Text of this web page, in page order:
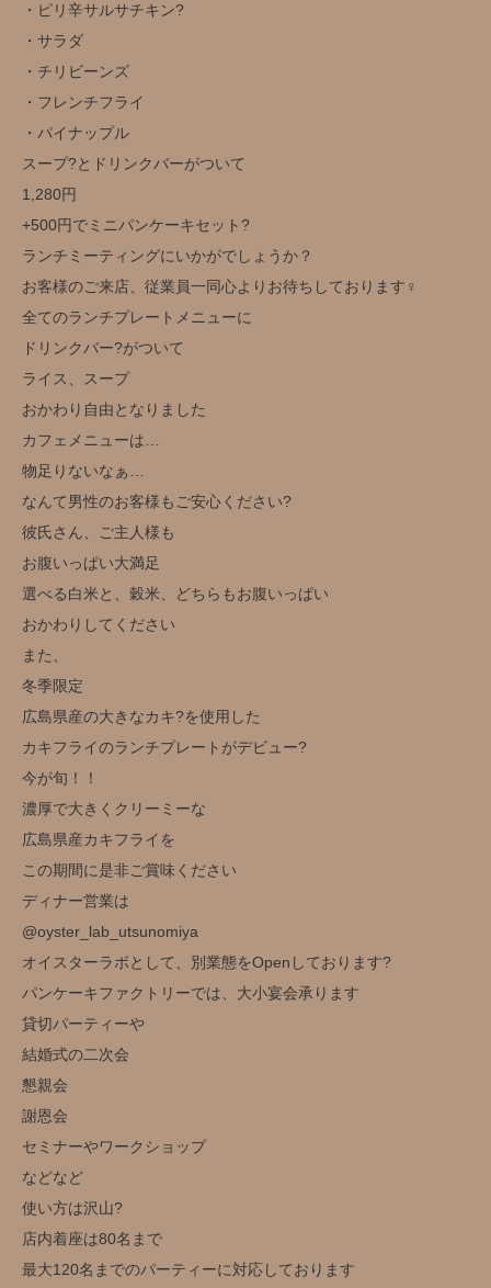
・ピリ辛サルサチキン?️
・サラダ
・チリビーンズ
・フレンチフライ
・パイナップル
スープ?とドリンクバー️がついて
1,280円️
+500円でミニパンケーキセット?
ランチミーティングにいかがでしょうか？
お客様のご来店、従業員一同心よりお待ちしております‍♀️
全てのランチプレートメニューに
ドリンクバー?がついて
ライス、スープ
おかわり自由となりました
カフェメニューは…
物足りないなぁ…
なんて男性のお客様もご安心ください?
彼氏さん、ご主人様も
お腹いっぱい大満足
選べる白米と、穀米、どちらもお腹いっぱい
おかわりしてください
また、
冬季限定️
広島県産の大きなカキ?を使用した
カキフライのランチプレートがデビュー?️
今が旬！！
濃厚で大きくクリーミーな
広島県産カキフライを
この期間に是非ご賞味ください
ディナー営業は
@oyster_lab_utsunomiya
オイスターラボとして、別業態をOpenしております?
パンケーキファクトリーでは、大小宴会承ります
貸切パーティーや
結婚式の二次会
懇親会
謝恩会
セミナーやワークショップ
などなど
使い方は沢山?️
店内着座は80名まで
最大120名までのパーティーに対応しております